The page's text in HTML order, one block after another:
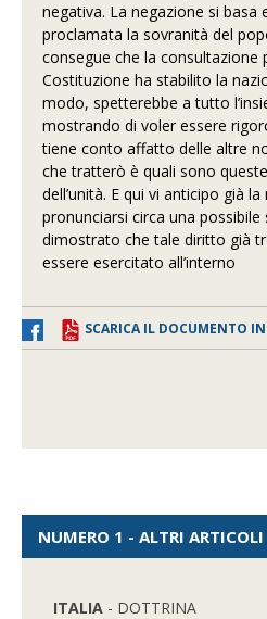
negativa. La negazione si basa
proclamata la sovranità del
consegue che la
Costituzione ha stabilito la
modo, spetterebbe a tutto
mostrando di voler essere
tiene conto affatto delle altre
che tratterò è quali sono
dell’unità. E qui vi anticipo già
pronunciarsi circa una
dimostrato che tale diritto già
essere esercitato all’interno
SCARICA IL DOCUMENTO
NUMERO 1 - ALTRI ARTICOLI
ITALIA - DOTTRINA